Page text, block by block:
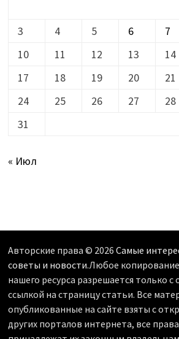
3
4 5 6 7
10
11 12 13 14
17
18 19 20 21
24
25 26 27 28
31
« Июл
Авторские права © 2026 Самые
советы и новости.Любое
нашего ресурса разрешается только
ссылкой на страницу статьи. Все
опубликованные на сайте взяты с
других порталов интернета, все